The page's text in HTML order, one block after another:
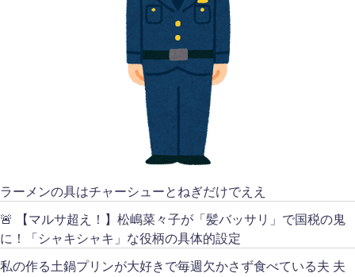
ラーメンの具はチャーシューとねぎだけでええ
🚨 【マルサ超え！】松嶋菜々子が「髪バッサリ」で国税の鬼
に！「シャキシャキ」な役柄の具体的設定
私の作る土鍋プリンが大好きで毎週欠かさず食べている夫 夫